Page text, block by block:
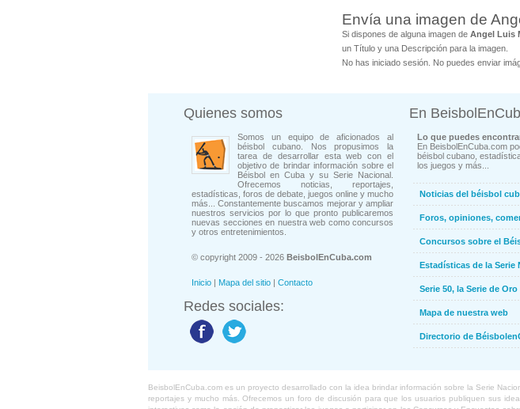
Envía una imagen de
Si dispones de alguna imagen de Angel Luis
un Título y una Descripción para la imagen.
No has iniciado sesión. No puedes enviar
Quienes somos
Somos un equipo de aficionados al
béisbol cubano. Nos propusimos la
tarea de desarrollar esta web con el
objetivo de brindar información sobre el
Béisbol en Cuba y su Serie Nacional.
Ofrecemos noticias, reportajes,
estadísticas, foros de debate, juegos online y mucho
más... Constantemente buscamos mejorar y ampliar
nuestros servicios por lo que pronto publicaremos
nuevas secciones en nuestra web como concursos
y otros entretenimientos.
© copyright 2009 - 2026 BeisbolEnCuba.com
Inicio | Mapa del sitio | Contacto
Redes sociales:
En
Lo que puedes
En BeisbolEnCuba.com
béisbol cubano,
los juegos y más...
Noticias del béisbol
Foros, opiniones,
Concursos sobre el
Estadísticas de la Serie
Serie 50, la Serie de Oro
Mapa de nuestra web
Directorio de
BeisbolEnCuba.com es un proyecto desarrollado con la idea brindar información sobre la Serie
reportajes y mucho más. Ofrecemos un foro de discusión para que los usuarios publiquen sus